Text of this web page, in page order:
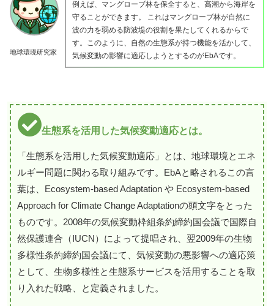
地球環境研究家
例えば、マングローブ林を保全すると、高潮から海岸を
守ることができます。 これはマングローブ林が自然に
波の力を弱める防波堤の役割を果たしてくれるからで
す。このように、自然の生態系が持つ機能を活かして、
気候変動の影響に適応しようとするのがEbAです。
生態系を活用した気候変動適応とは。
「生態系を活用した気候変動適応」とは、地球環境とエネ
ルギー問題に関わる取り組みです。EbAと略されるこの言
葉は、Ecosystem-based Adaptation や Ecosystem-based
Approach for Climate Change Adaptationの頭文字をとった
ものです。2008年の気候変動枠組条約締約国会議で国際自
然保護連合（IUCN）によって提唱され、翌2009年の生物
多様性条約締約国会議にて、気候変動の悪影響への適応策
として、生物多様性と生態系サービスを活用することを取
り入れた戦略、と定義されました。